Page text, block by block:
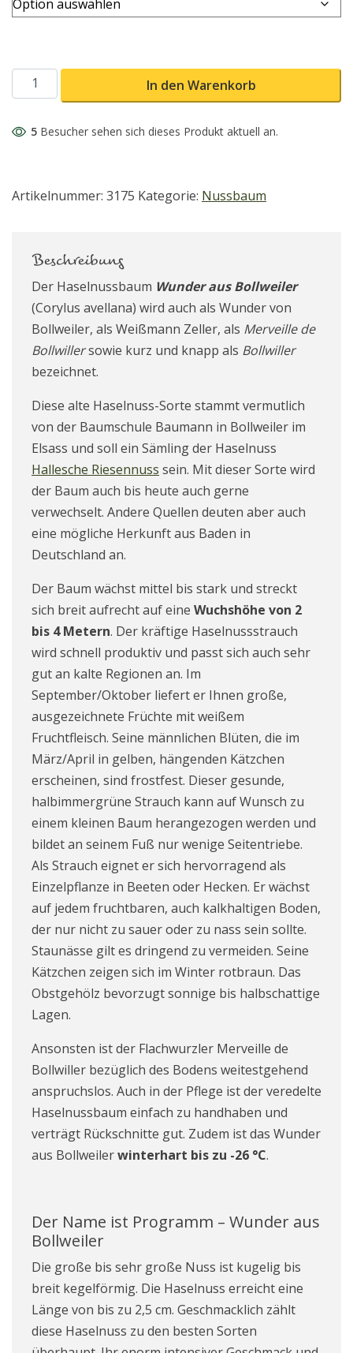
Wunder aus Bollweiler Haselnuss Menge
In den Warenkorb
5 Besucher sehen sich dieses Produkt aktuell an.
Artikelnummer: 3175 Kategorie: Nussbaum
Beschreibung
Der Haselnussbaum Wunder aus Bollweiler
(Corylus avellana) wird auch als Wunder von
Bollweiler, als Weißmann Zeller, als Merveille de
Bollwillersowie kurz und knapp als Bollwiller
bezeichnet.
Diese alte Haselnuss-Sorte stammt vermutlich
von der Baumschule Baumann in Bollweiler im
Elsass und soll ein Sämling der Haselnuss
Hallesche Riesennuss sein. Mit dieser Sorte wird
der Baum auch bis heute auch gerne
verwechselt. Andere Quellen deuten aber auch
eine mögliche Herkunft aus Baden in
Deutschland an.
Der Baum wächst mittel bis stark und streckt
sich breit aufrecht auf eine Wuchshöhe von 2
bis 4 Metern. Der kräftige Haselnussstrauch
wird schnell produktiv und passt sich auch sehr
gut an kalte Regionen an. Im
September/Oktober liefert er Ihnen große,
ausgezeichnete Früchte mit weißem
Fruchtfleisch. Seine männlichen Blüten, die im
März/April in gelben, hängenden Kätzchen
erscheinen, sind frostfest. Dieser gesunde,
halbimmergrüne Strauch kann auf Wunsch zu
einem kleinen Baum herangezogen werden und
bildet an seinem Fuß nur wenige Seitentriebe.
Als Strauch eignet er sich hervorragend als
Einzelpflanze in Beeten oder Hecken. Er wächst
auf jedem fruchtbaren, auch kalkhaltigen Boden,
der nur nicht zu sauer oder zu nass sein sollte.
Staunässe gilt es dringend zu vermeiden. Seine
Kätzchen zeigen sich im Winter rotbraun. Das
Obstgehölz bevorzugt sonnige bis halbschattige
Lagen.
Ansonsten ist der Flachwurzler Merveille de
Bollwiller bezüglich des Bodens weitestgehend
anspruchslos. Auch in der Pflege ist der veredelte
Haselnussbaum einfach zu handhaben und
verträgt Rückschnitte gut. Zudem ist das Wunder
aus Bollweilerwinterhart bis zu -26 °C.
Der Name ist Programm – Wunder aus
Bollweiler
Die große bis sehr große Nuss ist kugelig bis
breit kegelförmig. Die Haselnuss erreicht eine
Länge von bis zu 2,5 cm. Geschmacklich zählt
diese Haselnuss zu den besten Sorten